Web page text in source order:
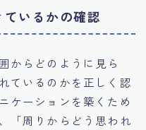
いるかの確認
からどのように見ら
ているのかを正しく認
ケーションを築くため
「周りからどう思われ